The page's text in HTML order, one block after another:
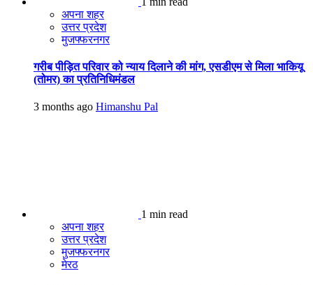
अपना शहर
उत्तर प्रदेश
मुजफ्फरनगर
गरीब पीड़ित परिवार को न्याय दिलाने की मांग, एसडीएम से मिला भाकियू
(तोमर) का प्रतिनिधिमंडल
3 months ago Himanshu Pal
1 min read
अपना शहर
उत्तर प्रदेश
मुजफ्फरनगर
मेरठ